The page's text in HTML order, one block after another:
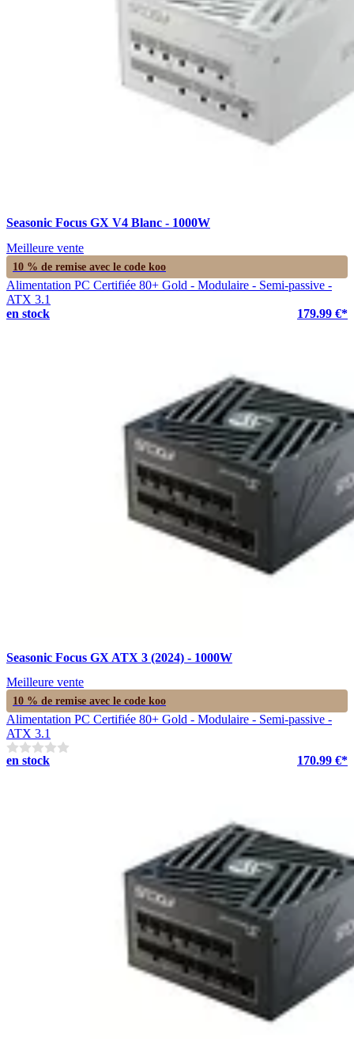
Seasonic Focus GX V4 Blanc - 1000W
Meilleure vente
10 % de remise avec le code koo
Alimentation PC Certifiée 80+ Gold - Modulaire - Semi-passive -
ATX 3.1
en stock
179.99 €*
Seasonic Focus GX ATX 3 (2024) - 1000W
Meilleure vente
10 % de remise avec le code koo
Alimentation PC Certifiée 80+ Gold - Modulaire - Semi-passive -
ATX 3.1
en stock
170.99 €*